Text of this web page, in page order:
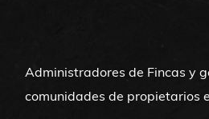
Administradores de Fincas y
comunidades de propietarios